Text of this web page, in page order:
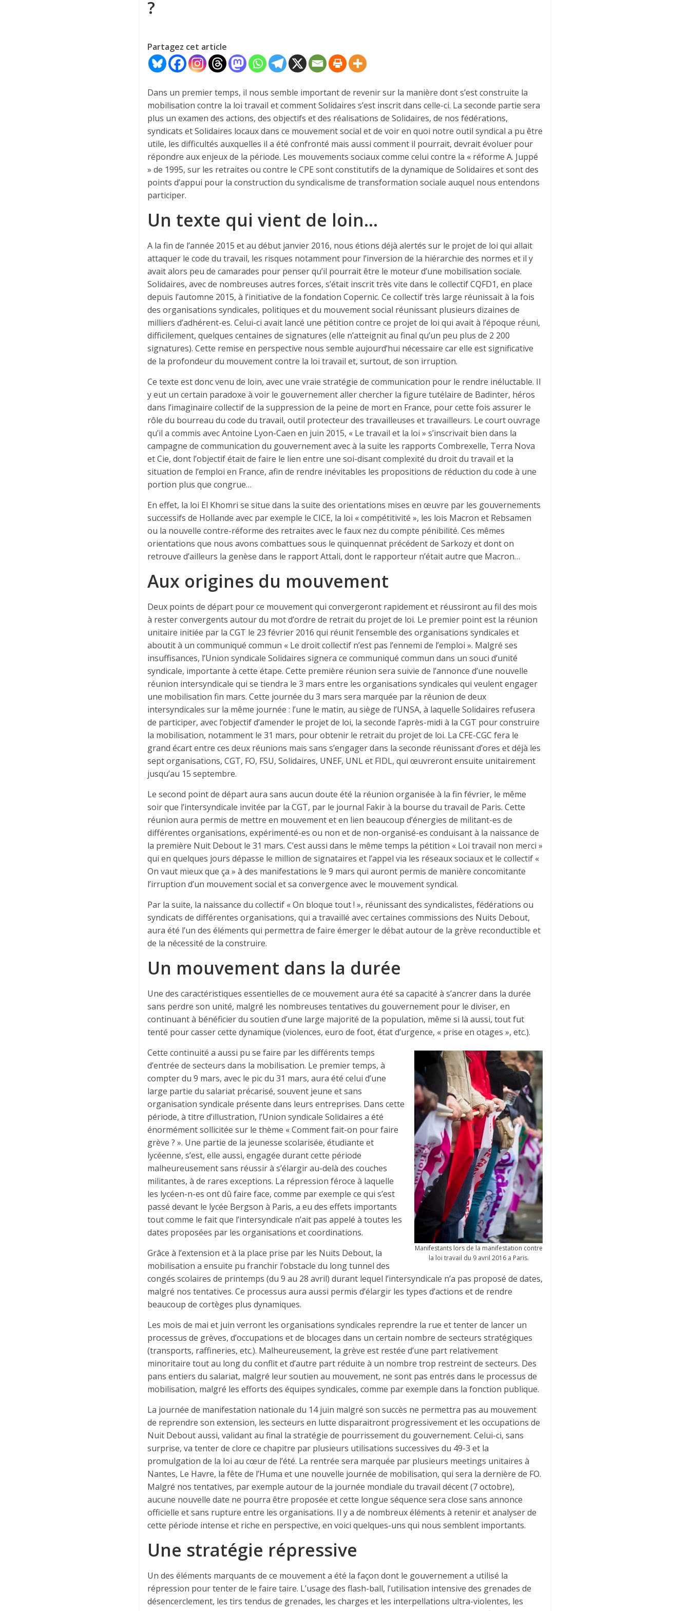
?
Partagez cet article
Dans un premier temps, il nous semble important de revenir sur la manière dont s’est construite la
mobilisation contre la loi travail et comment Solidaires s’est inscrit dans celle-ci. La seconde partie sera
plus un examen des actions, des objectifs et des réalisations de Solidaires, de nos fédérations,
syndicats et Solidaires locaux dans ce mouvement social et de voir en quoi notre outil syndical a pu être
utile, les difficultés auxquelles il a été confronté mais aussi comment il pourrait, devrait évoluer pour
répondre aux enjeux de la période. Les mouvements sociaux comme celui contre la « réforme A. Juppé
» de 1995, sur les retraites ou contre le CPE sont constitutifs de la dynamique de Solidaires et sont des
points d’appui pour la construction du syndicalisme de transformation sociale auquel nous entendons
participer.
Un texte qui vient de loin…
A la fin de l’année 2015 et au début janvier 2016, nous étions déjà alertés sur le projet de loi qui allait
attaquer le code du travail, les risques notamment pour l’inversion de la hiérarchie des normes et il y
avait alors peu de camarades pour penser qu’il pourrait être le moteur d’une mobilisation sociale.
Solidaires, avec de nombreuses autres forces, s’était inscrit très vite dans le collectif CQFD1, en place
depuis l’automne 2015, à l’initiative de la fondation Copernic. Ce collectif très large réunissait à la fois
des organisations syndicales, politiques et du mouvement social réunissant plusieurs dizaines de
milliers d’adhérent-es. Celui-ci avait lancé une pétition contre ce projet de loi qui avait à l’époque réuni,
difficilement, quelques centaines de signatures (elle n’atteignit au final qu’un peu plus de 2 200
signatures). Cette remise en perspective nous semble aujourd’hui nécessaire car elle est significative
de la profondeur du mouvement contre la loi travail et, surtout, de son irruption.
Ce texte est donc venu de loin, avec une vraie stratégie de communication pour le rendre inéluctable. Il
y eut un certain paradoxe à voir le gouvernement aller chercher la figure tutélaire de Badinter, héros
dans l’imaginaire collectif de la suppression de la peine de mort en France, pour cette fois assurer le
rôle du bourreau du code du travail, outil protecteur des travailleuses et travailleurs. Le court ouvrage
qu’il a commis avec Antoine Lyon-Caen en juin 2015, « Le travail et la loi » s’inscrivait bien dans la
campagne de communication du gouvernement avec à la suite les rapports Combrexelle, Terra Nova
et Cie, dont l’objectif était de faire le lien entre une soi-disant complexité du droit du travail et la
situation de l’emploi en France, afin de rendre inévitables les propositions de réduction du code à une
portion plus que congrue…
En effet, la loi El Khomri se situe dans la suite des orientations mises en œuvre par les gouvernements
successifs de Hollande avec par exemple le CICE, la loi « compétitivité », les lois Macron et Rebsamen
ou la nouvelle contre-réforme des retraites avec le faux nez du compte pénibilité. Ces mêmes
orientations que nous avons combattues sous le quinquennat précédent de Sarkozy et dont on
retrouve d’ailleurs la genèse dans le rapport Attali, dont le rapporteur n’était autre que Macron…
Aux origines du mouvement
Deux points de départ pour ce mouvement qui convergeront rapidement et réussiront au fil des mois
à rester convergents autour du mot d’ordre de retrait du projet de loi. Le premier point est la réunion
unitaire initiée par la CGT le 23 février 2016 qui réunit l’ensemble des organisations syndicales et
aboutit à un communiqué commun « Le droit collectif n’est pas l’ennemi de l’emploi ». Malgré ses
insuffisances, l’Union syndicale Solidaires signera ce communiqué commun dans un souci d’unité
syndicale, importante à cette étape. Cette première réunion sera suivie de l’annonce d’une nouvelle
réunion intersyndicale qui se tiendra le 3 mars entre les organisations syndicales qui veulent engager
une mobilisation fin mars. Cette journée du 3 mars sera marquée par la réunion de deux
intersyndicales sur la même journée : l’une le matin, au siège de l’UNSA, à laquelle Solidaires refusera
de participer, avec l’objectif d’amender le projet de loi, la seconde l’après-midi à la CGT pour construire
la mobilisation, notamment le 31 mars, pour obtenir le retrait du projet de loi. La CFE-CGC fera le
grand écart entre ces deux réunions mais sans s’engager dans la seconde réunissant d’ores et déjà les
sept organisations, CGT, FO, FSU, Solidaires, UNEF, UNL et FIDL, qui œuvreront ensuite unitairement
jusqu’au 15 septembre.
Le second point de départ aura sans aucun doute été la réunion organisée à la fin février, le même
soir que l’intersyndicale invitée par la CGT, par le journal Fakir à la bourse du travail de Paris. Cette
réunion aura permis de mettre en mouvement et en lien beaucoup d’énergies de militant-es de
différentes organisations, expérimenté-es ou non et de non-organisé-es conduisant à la naissance de
la première Nuit Debout le 31 mars. C’est aussi dans le même temps la pétition « Loi travail non merci »
qui en quelques jours dépasse le million de signataires et l’appel via les réseaux sociaux et le collectif «
On vaut mieux que ça » à des manifestations le 9 mars qui auront permis de manière concomitante
l’irruption d’un mouvement social et sa convergence avec le mouvement syndical.
Par la suite, la naissance du collectif « On bloque tout ! », réunissant des syndicalistes, fédérations ou
syndicats de différentes organisations, qui a travaillé avec certaines commissions des Nuits Debout,
aura été l’un des éléments qui permettra de faire émerger le débat autour de la grève reconductible et
de la nécessité de la construire.
Un mouvement dans la durée
Une des caractéristiques essentielles de ce mouvement aura été sa capacité à s’ancrer dans la durée
sans perdre son unité, malgré les nombreuses tentatives du gouvernement pour le diviser, en
continuant à bénéficier du soutien d’une large majorité de la population, même si là aussi, tout fut
tenté pour casser cette dynamique (violences, euro de foot, état d’urgence, « prise en otages », etc.).
Manifestants lors de la manifestation contre
la loi travail du 9 avril 2016 a Paris.
Cette continuité a aussi pu se faire par les différents temps
d’entrée de secteurs dans la mobilisation. Le premier temps, à
compter du 9 mars, avec le pic du 31 mars, aura été celui d’une
large partie du salariat précarisé, souvent jeune et sans
organisation syndicale présente dans leurs entreprises. Dans cette
période, à titre d’illustration, l’Union syndicale Solidaires a été
énormément sollicitée sur le thème « Comment fait-on pour faire
grève ? ». Une partie de la jeunesse scolarisée, étudiante et
lycéenne, s’est, elle aussi, engagée durant cette période
malheureusement sans réussir à s’élargir au-delà des couches
militantes, à de rares exceptions. La répression féroce à laquelle
les lycéen-n-es ont dû faire face, comme par exemple ce qui s’est
passé devant le lycée Bergson à Paris, a eu des effets importants
tout comme le fait que l’intersyndicale n’ait pas appelé à toutes les
dates proposées par les organisations et coordinations.
Grâce à l’extension et à la place prise par les Nuits Debout, la
mobilisation a ensuite pu franchir l’obstacle du long tunnel des
congés scolaires de printemps (du 9 au 28 avril) durant lequel l’intersyndicale n’a pas proposé de dates,
malgré nos tentatives. Ce processus aura aussi permis d’élargir les types d’actions et de rendre
beaucoup de cortèges plus dynamiques.
Les mois de mai et juin verront les organisations syndicales reprendre la rue et tenter de lancer un
processus de grèves, d’occupations et de blocages dans un certain nombre de secteurs stratégiques
(transports, raffineries, etc.). Malheureusement, la grève est restée d’une part relativement
minoritaire tout au long du conflit et d’autre part réduite à un nombre trop restreint de secteurs. Des
pans entiers du salariat, malgré leur soutien au mouvement, ne sont pas entrés dans le processus de
mobilisation, malgré les efforts des équipes syndicales, comme par exemple dans la fonction publique.
La journée de manifestation nationale du 14 juin malgré son succès ne permettra pas au mouvement
de reprendre son extension, les secteurs en lutte disparaitront progressivement et les occupations de
Nuit Debout aussi, validant au final la stratégie de pourrissement du gouvernement. Celui-ci, sans
surprise, va tenter de clore ce chapitre par plusieurs utilisations successives du 49-3 et la
promulgation de la loi au cœur de l’été. La rentrée sera marquée par plusieurs meetings unitaires à
Nantes, Le Havre, la fête de l’Huma et une nouvelle journée de mobilisation, qui sera la dernière de FO.
Malgré nos tentatives, par exemple autour de la journée mondiale du travail décent (7 octobre),
aucune nouvelle date ne pourra être proposée et cette longue séquence sera close sans annonce
officielle et sans rupture entre les organisations. Il y a de nombreux éléments à retenir et analyser de
cette période intense et riche en perspective, en voici quelques-uns qui nous semblent importants.
Une stratégie répressive
Un des éléments marquants de ce mouvement a été la façon dont le gouvernement a utilisé la
répression pour tenter de le faire taire. L’usage des flash-ball, l’utilisation intensive des grenades de
désencerclement, les tirs tendus de grenades, les charges et les interpellations ultra-violentes, les